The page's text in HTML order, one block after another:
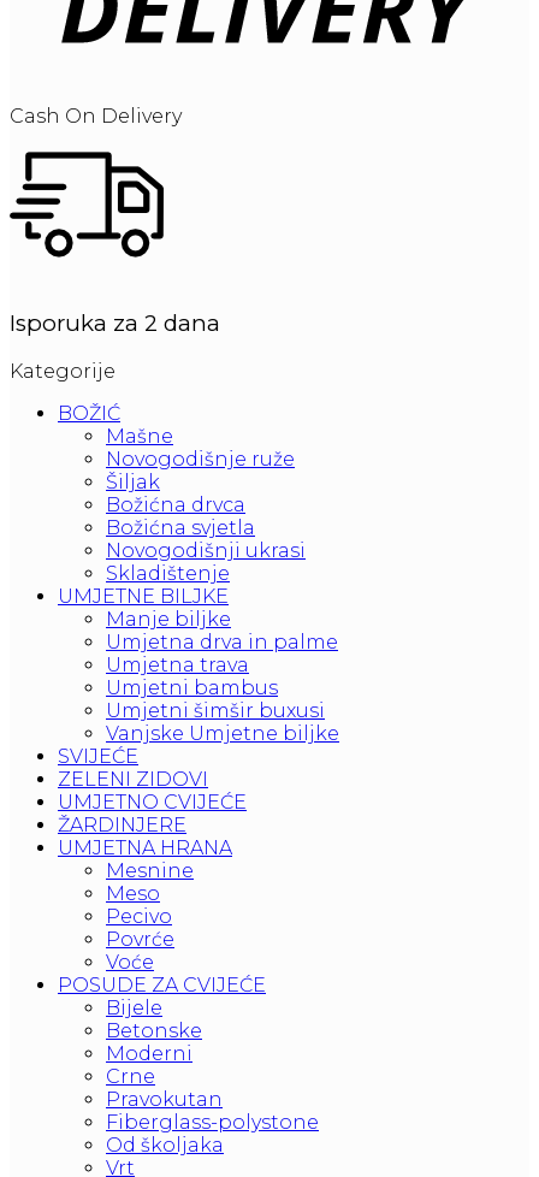
Cash On Delivery
Isporuka za 2 dana
Kategorije
BOŽIĆ
Mašne
Novogodišnje ruže
Šiljak
Božićna drvca
Božićna svjetla
Novogodišnji ukrasi
Skladištenje
UMJETNE BILJKE
Manje biljke
Umjetna drva in palme
Umjetna trava
Umjetni bambus
Umjetni šimšir buxusi
Vanjske Umjetne biljke
SVIJEĆE
ZELENI ZIDOVI
UMJETNO CVIJEĆE
ŽARDINJERE
UMJETNA HRANA
Mesnine
Meso
Pecivo
Povrće
Voće
POSUDE ZA CVIJEĆE
Bijele
Betonske
Moderni
Crne
Pravokutan
Fiberglass-polystone
Od školjaka
Vrt